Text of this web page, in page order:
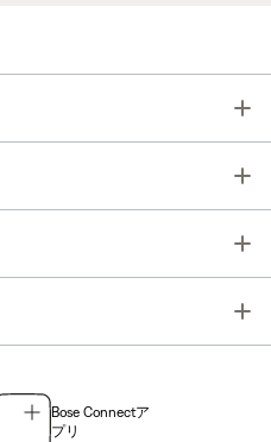
Bose Connectア
プリ